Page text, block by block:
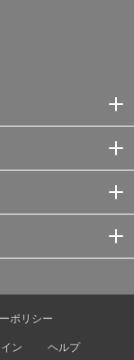
ポリシー
ン ヘルプ